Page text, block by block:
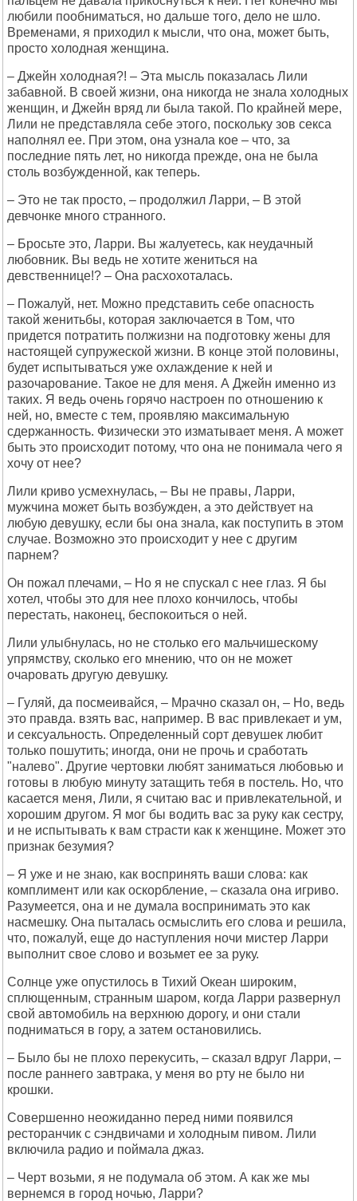
любили пообниматься, но дальше того, дело не шло.
Временами, я приходил к мысли, что она, может быть,
просто холодная женщина.
– Джейн холодная?! – Эта мысль показалась Лили
забавной. В своей жизни, она никогда не знала холодных
женщин, и Джейн вряд ли была такой. По крайней мере,
Лили не представляла себе этого, поскольку зов секса
наполнял ее. При этом, она узнала кое – что, за
последние пять лет, но никогда прежде, она не была
столь возбужденной, как теперь.
– Это не так просто, – продолжил Ларри, – В этой
девчонке много странного.
– Бросьте это, Ларри. Вы жалуетесь, как неудачный
любовник. Вы ведь не хотите жениться на
девственнице!? – Она расхохоталась.
– Пожалуй, нет. Можно представить себе опасность
такой женитьбы, которая заключается в Том, что
придется потратить полжизни на подготовку жены для
настоящей супружеской жизни. В конце этой половины,
будет испытываться уже охлаждение к ней и
разочарование. Такое не для меня. А Джейн именно из
таких. Я ведь очень горячо настроен по отношению к
ней, но, вместе с тем, проявляю максимальную
сдержанность. Физически это изматывает меня. А может
быть это происходит потому, что она не понимала чего я
хочу от нее?
Лили криво усмехнулась, – Вы не правы, Ларри,
мужчина может быть возбужден, а это действует на
любую девушку, если бы она знала, как поступить в этом
случае. Возможно это происходит у нее с другим
парнем?
Он пожал плечами, – Но я не спускал с нее глаз. Я бы
хотел, чтобы это для нее плохо кончилось, чтобы
перестать, наконец, беспокоиться о ней.
Лили улыбнулась, но не столько его мальчишескому
упрямству, сколько его мнению, что он не может
очаровать другую девушку.
– Гуляй, да посмеивайся, – Мрачно сказал он, – Но, ведь
это правда. взять вас, например. В вас привлекает и ум,
и сексуальность. Определенный сорт девушек любит
только пошутить; иногда, они не прочь и сработать
"налево". Другие чертовки любят заниматься любовью и
готовы в любую минуту затащить тебя в постель. Но, что
касается меня, Лили, я считаю вас и привлекательной, и
хорошим другом. Я мог бы водить вас за руку как сестру,
и не испытывать к вам страсти как к женщине. Может это
признак безумия?
– Я уже и не знаю, как воспринять ваши слова: как
комплимент или как оскорбление, – сказала она игриво.
Разумеется, она и не думала воспринимать это как
насмешку. Она пыталась осмыслить его слова и решила,
что, пожалуй, еще до наступления ночи мистер Ларри
выполнит свое слово и возьмет ее за руку.
Солнце уже опустилось в Тихий Океан широким,
сплющенным, странным шаром, когда Ларри развернул
свой автомобиль на верхнюю дорогу, и они стали
подниматься в гору, а затем остановились.
– Было бы не плохо перекусить, – сказал вдруг Ларри, –
после раннего завтрака, у меня во рту не было ни
крошки.
Совершенно неожиданно перед ними появился
ресторанчик с сэндвичами и холодным пивом. Лили
включила радио и поймала джаз.
– Черт возьми, я не подумала об этом. А как же мы
вернемся в город ночью, Ларри?